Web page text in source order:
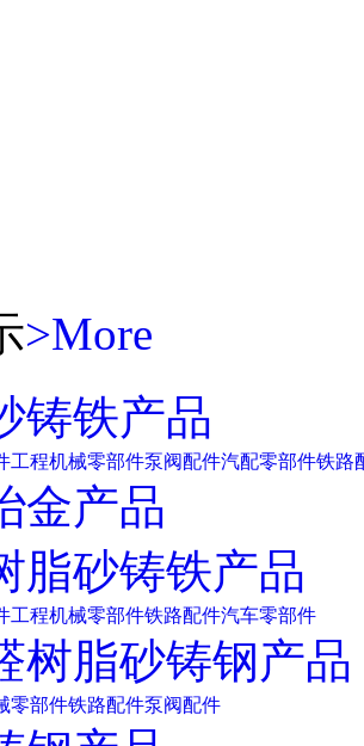
>More
铸铁产品
工程机械零部件泵阀配件汽配零部件铁路
金产品
脂砂铸铁产品
工程机械零部件铁路配件汽车零部件
树脂砂铸钢产品
零部件铁路配件泵阀配件